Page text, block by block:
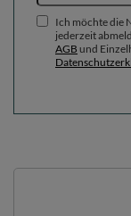
Ich möchte die
jederzeit
AGB und